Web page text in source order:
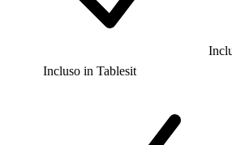
Incluso in Tablesit